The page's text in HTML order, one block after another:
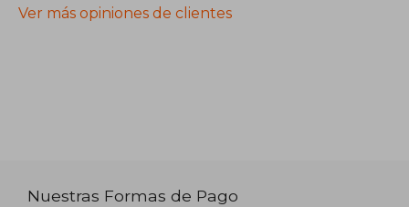
Ver más opiniones de clientes
Nuestras Formas de Pago